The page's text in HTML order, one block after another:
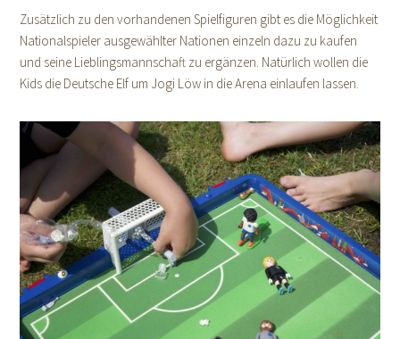
Zusätzlich zu den vorhandenen Spielfiguren gibt es die Möglichkeit
Nationalspieler ausgewählter Nationen einzeln dazu zu kaufen
und seine Lieblingsmannschaft zu ergänzen. Natürlich wollen die
Kids die Deutsche Elf um Jogi Löw in die Arena einlaufen lassen.